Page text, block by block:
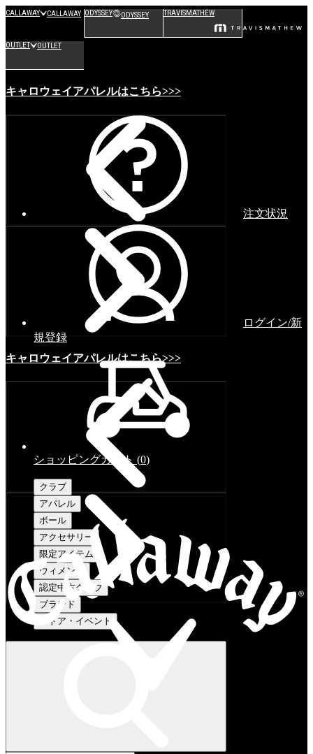
CALLAWAY CALLAWAY ODYSSEY ODYSSEY TRAVISMATHEW
OUTLET OUTLET
キャロウェイアパレルはこちら>>>
キャロウェイアパレルはこちら>>>
注文状況
ログイン/新
規登録
ショッピングカート (0)
クラブ
アパレル
ボール
アクセサリー
限定アイテム
ウィメンズ
認定中古クラブ
ブランド
ストア・イベント